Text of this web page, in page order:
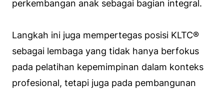
perkembangan anak sebagai bagian integral.
Langkah ini juga mempertegas posisi KLTC®
sebagai lembaga yang tidak hanya berfokus
pada pelatihan kepemimpinan dalam konteks
profesional, tetapi juga pada pembangunan